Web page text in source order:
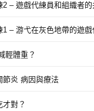
2 – 遊戲代練員和組織者
1 – 游弋在灰色地帶的遊戲
輕體重？
節炎 病因與療法
對？